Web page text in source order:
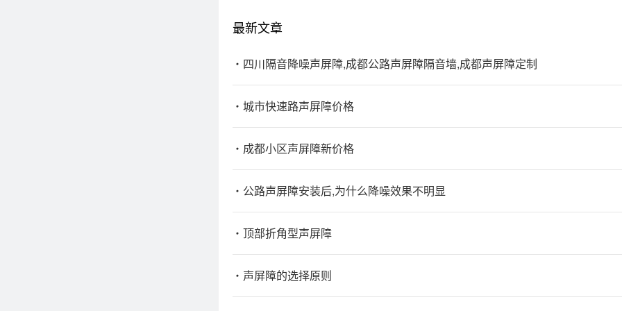
最新文章
四川隔音降噪声屏障,成都公路声屏障隔音墙,成都声屏障定制
城市快速路声屏障价格
成都小区声屏障新价格
公路声屏障安装后,为什么降噪效果不明显
顶部折角型声屏障
声屏障的选择原则